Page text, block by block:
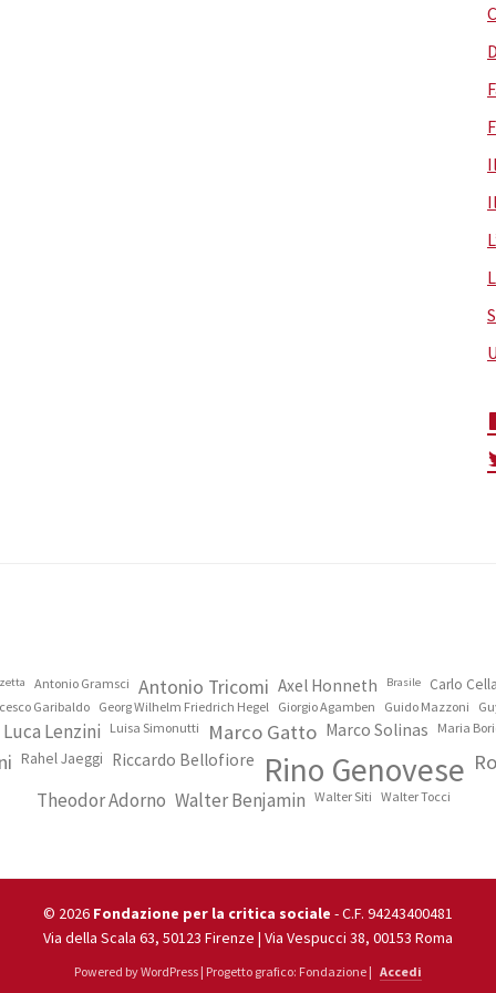
Antonio Gramsci Antonio Tricomi Axel Honneth Brasile Carlo
Garibaldo Georg Wilhelm Friedrich Hegel Giorgio Agamben Guido Mazzoni
Luca Lenzini Luisa Simonutti Marco Gatto Marco Solinas Maria
Rahel Jaeggi Riccardo Bellofiore Rino Genovese
Theodor Adorno Walter Benjamin Walter Siti Walter Tocci
© 2026 Fondazione per la critica sociale - C.F. 94243400481
Via della Scala 63, 50123 Firenze | Via Vespucci 38, 00153 Roma
Powered by WordPress | Progetto grafico: Fondazione | Accedi